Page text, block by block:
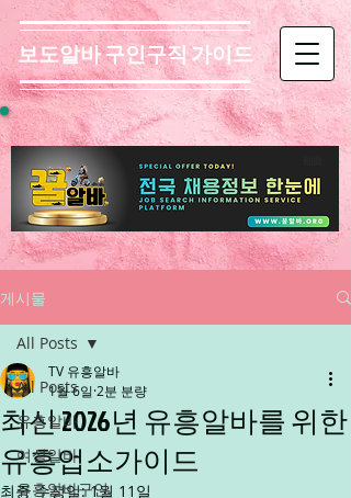
보도알바 구인구직 가이드
게시물
All Posts
유흥알바
여성알바
유흥알바구인
All Posts
최신 2026년 유흥알바를 위한
유흥업소가이드
TV 유흥알바
1월 6일 2분 분량
최종 수정일:1월 11일